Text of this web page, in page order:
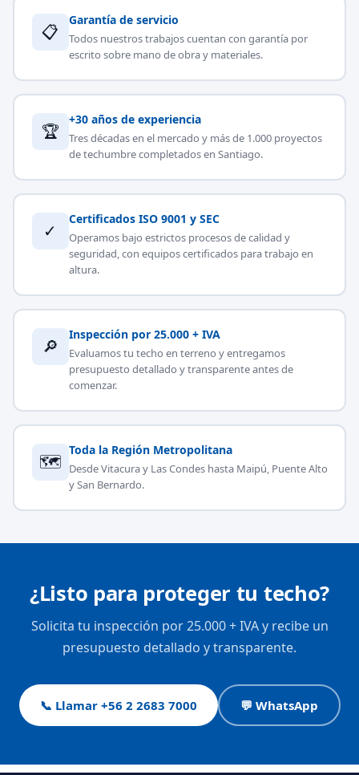
📋
Garantía de servicio
Todos nuestros trabajos cuentan con garantía por
escrito sobre mano de obra y materiales.
🏆
+30 años de experiencia
Tres décadas en el mercado y más de 1.000 proyectos
de techumbre completados en Santiago.
✓
Certificados ISO 9001 y SEC
Operamos bajo estrictos procesos de calidad y
seguridad, con equipos certificados para trabajo en
altura.
🔎
Inspección por 25.000 + IVA
Evaluamos tu techo en terreno y entregamos
presupuesto detallado y transparente antes de
comenzar.
🗺
Toda la Región Metropolitana
Desde Vitacura y Las Condes hasta Maipú, Puente Alto
y San Bernardo.
¿Listo para proteger tu techo?
Solicita tu inspección por 25.000 + IVA y recibe un
presupuesto detallado y transparente.
📞 Llamar +56 2 2683 7000 💬 WhatsApp